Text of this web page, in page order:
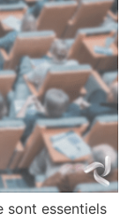
sont essentiels